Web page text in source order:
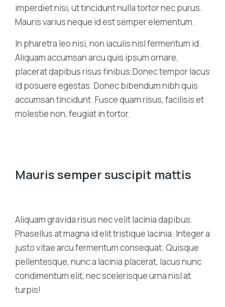
imperdiet nisi, ut tincidunt nulla tortor nec purus.
Mauris varius neque id est semper elementum.
In pharetra leo nisi, non iaculis nisl fermentum id.
Aliquam accumsan arcu quis ipsum ornare,
placerat dapibus risus finibus.Donec tempor lacus
id posuere egestas. Donec bibendum nibh quis
accumsan tincidunt. Fusce quam risus, facilisis et
molestie non, feugiat in tortor.
Mauris semper suscipit mattis
Aliquam gravida risus nec velit lacinia dapibus.
Phasellus at magna id elit tristique lacinia. Integer a
justo vitae arcu fermentum consequat. Quisque
pellentesque, nunc a lacinia placerat, lacus nunc
condimentum elit, nec scelerisque urna nisl at
turpis!